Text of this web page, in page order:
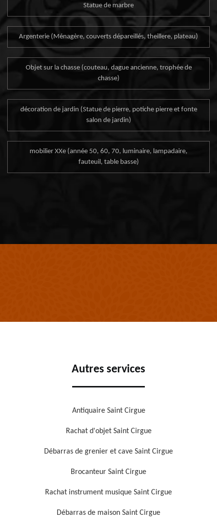
Statue de marbre
Argenterie (Ménagère, couverts dépareillés, theillere, plateau)
Objet sur la chasse (couteau, dague ancienne, trophée de
chasse)
décoration de jardin (Statue de pierre, potiche pierre et fonte
salon de jardin)
mobilier XXe (année 50, 60, 70, luminaire, lampadaire,
fauteuil, table basse)
Autres services
Antiquaire Saint Cirgue
Rachat d'objet Saint Cirgue
Débarras de grenier et cave Saint Cirgue
Brocanteur Saint Cirgue
Rachat instrument musique Saint Cirgue
Débarras de maison Saint Cirgue